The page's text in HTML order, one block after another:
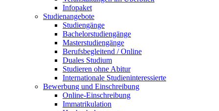
Infopaket
Studienangebote
Studiengänge
Bachelorstudiengänge
Masterstudiengänge
Berufsbegleitend / Online
Duales Studium
Studieren ohne Abitur
Internationale Studieninteressierte
Bewerbung und Einschreibung
Online-Einschreibung
Immatrikulation